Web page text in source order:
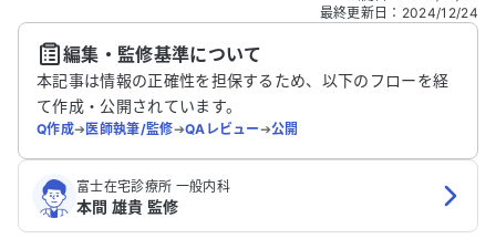
だけると助
送信する
最終更新日 ： 2024/12/24
編集・監修基準について
本記事は情報の正確性を担保するため、以下のフローを経
て作成・公開されています。
Q作成➔医師執筆/監修➔QAレビュー➔公開
富士在宅診療所 一般内科
本間 雄貴 監修